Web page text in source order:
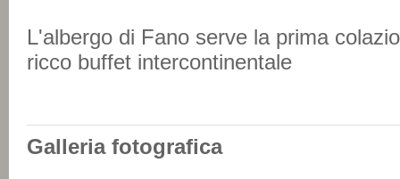
L'albergo di Fano serve la prima
ricco buffet intercontinentale
Galleria fotografica